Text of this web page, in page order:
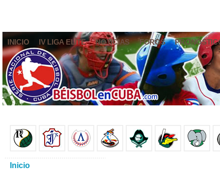
INICIO IV LIGA ELITE NOTICIAS FOROS
Inicio